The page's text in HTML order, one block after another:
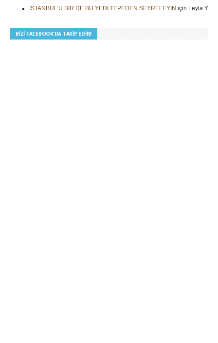
İSTANBUL’U BİR DE BU YEDİ TEPEDEN SEYRELEYİN için Leyla
BIZI FACEBOOK’DA TAKIP EDIN!